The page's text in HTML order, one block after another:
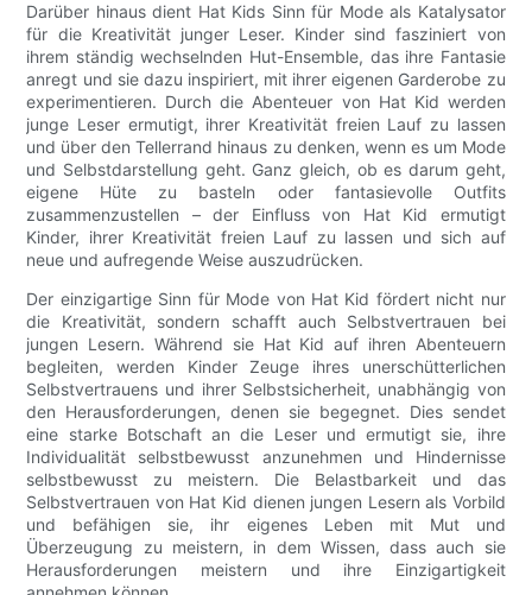
Darüber hinaus dient Hat Kids Sinn für Mode als Katalysator
für die Kreativität junger Leser. Kinder sind fasziniert von
ihrem ständig wechselnden Hut-Ensemble, das ihre Fantasie
anregt und sie dazu inspiriert, mit ihrer eigenen Garderobe zu
experimentieren. Durch die Abenteuer von Hat Kid werden
junge Leser ermutigt, ihrer Kreativität freien Lauf zu lassen
und über den Tellerrand hinaus zu denken, wenn es um Mode
und Selbstdarstellung geht. Ganz gleich, ob es darum geht,
eigene Hüte zu basteln oder fantasievolle Outfits
zusammenzustellen – der Einfluss von Hat Kid ermutigt
Kinder, ihrer Kreativität freien Lauf zu lassen und sich auf
neue und aufregende Weise auszudrücken.
Der einzigartige Sinn für Mode von Hat Kid fördert nicht nur
die Kreativität, sondern schafft auch Selbstvertrauen bei
jungen Lesern. Während sie Hat Kid auf ihren Abenteuern
begleiten, werden Kinder Zeuge ihres unerschütterlichen
Selbstvertrauens und ihrer Selbstsicherheit, unabhängig von
den Herausforderungen, denen sie begegnet. Dies sendet
eine starke Botschaft an die Leser und ermutigt sie, ihre
Individualität selbstbewusst anzunehmen und Hindernisse
selbstbewusst zu meistern. Die Belastbarkeit und das
Selbstvertrauen von Hat Kid dienen jungen Lesern als Vorbild
und befähigen sie, ihr eigenes Leben mit Mut und
Überzeugung zu meistern, in dem Wissen, dass auch sie
Herausforderungen meistern und ihre Einzigartigkeit